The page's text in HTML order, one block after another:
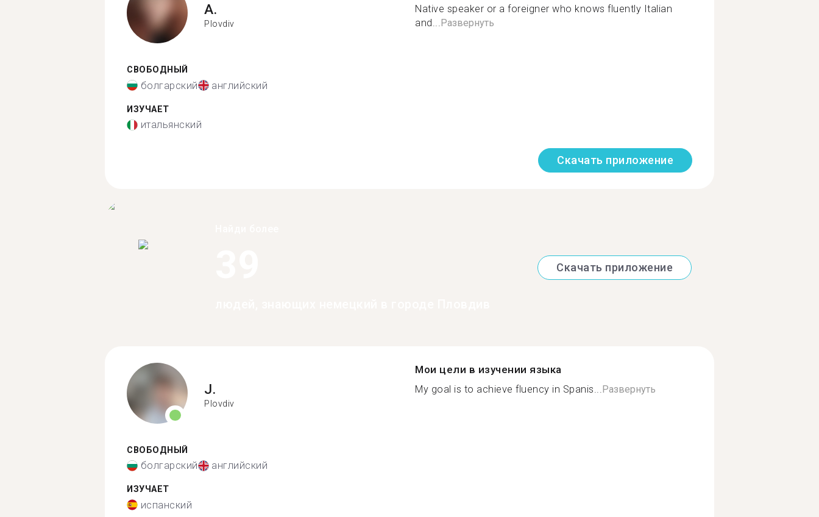
A.
Plovdiv
СВОБОДНЫЙ
болгарский английский
ИЗУЧАЕТ
итальянский
Native speaker or a foreigner who knows fluently Italian
and...Развернуть
Скачать приложение
Скачать приложение
J.
Plovdiv
СВОБОДНЫЙ
болгарский английский
ИЗУЧАЕТ
испанский
Мои цели в изучении языка
My goal is to achieve fluency in Spanis... Развернуть